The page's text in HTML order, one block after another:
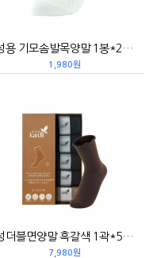
여성용 기모솜발목양말 1봉*2컬레 蝴蝶结抗菌女袜
1,980원
여성더블면양말 흑갈색 1곽*5컬레 女士双针棉袜黑褐色
7,980원